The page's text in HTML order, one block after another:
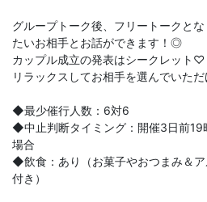
グループトーク後、フリートークと
たいお相手とお話ができます！◎
カップル成立の発表はシークレット♡
リラックスしてお相手を選んでいた
◆最少催行人数：6対6
◆中止判断タイミング：開催3日前19
場合
◆飲食：あり（お菓子やおつまみ＆
付き）